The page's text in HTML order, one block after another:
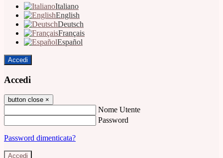
Italiano
English
Deutsch
Français
Español
Accedi
Accedi
button close ×
Nome Utente
Password
Password dimenticata?